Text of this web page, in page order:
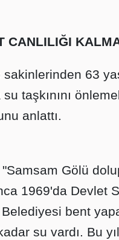
CANLILIĞI
sakinlerinden 63
taşkınını
anlattı.
Gölü
1969'da Devlet
Belediyesi bent
su vardı. Bu